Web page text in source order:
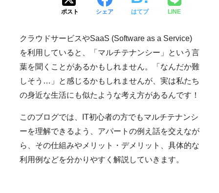
ポスト シェア はてブ LINE
クラウドサービスやSaaS (Software as a Service)
を利用していると、「マルチテナンシー」という言
葉を聞くことがあるかもしれません。「なんだか難
しそう…」と感じるかもしれませんが、実は私たち
の身近な生活にも似たような考え方があるんです！
このブログでは、IT初心者の方でもマルチテナンシ
ーを理解できるよう、アパートの例え話を交えなが
ら、その仕組みやメリット・デメリット、具体的な
利用例などを分かりやすく解説していきます。